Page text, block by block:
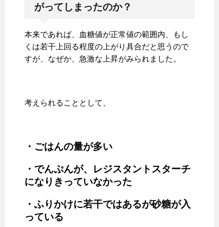
がってしまったのか？
本来であれば、血糖値が正常値の範囲内、もし
くは若干上回る程度の上がり具合だと思うので
すが、なぜか、急激な上昇がみられました。
考えられることとして、
・ごはんの量が多い
・でんぷんが、レジスタントスターチ
になりきっていなかった
・ふりかけに若干ではあるが砂糖が入
っている